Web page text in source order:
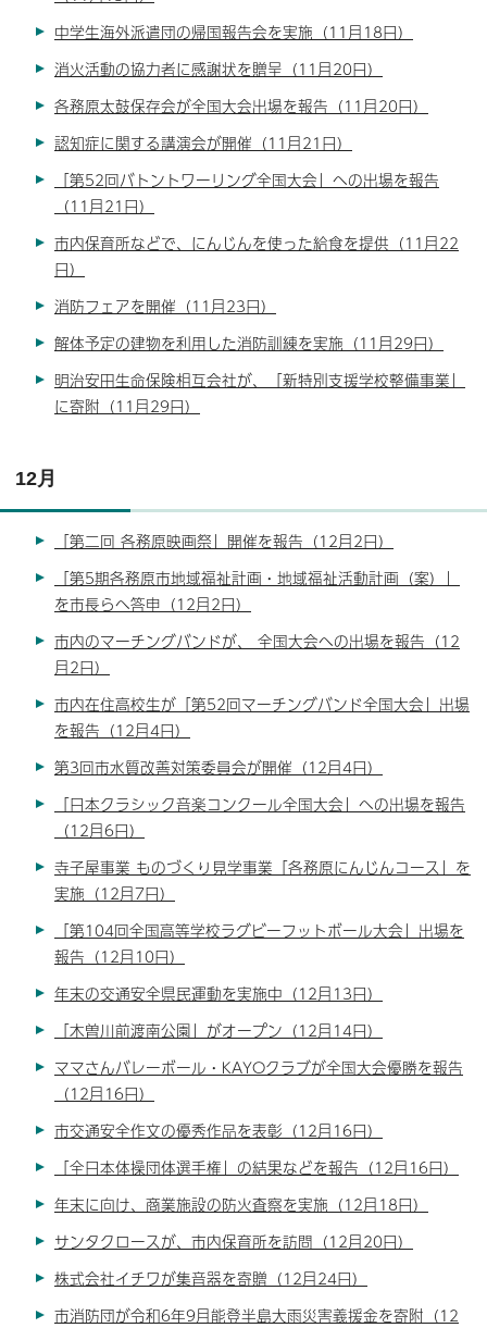
中学生海外派遣団の帰国報告会を実施（11月18日）
消火活動の協力者に感謝状を贈呈（11月20日）
各務原太鼓保存会が全国大会出場を報告（11月20日）
認知症に関する講演会が開催（11月21日）
「第52回バトントワーリング全国大会」への出場を報告
（11月21日）
市内保育所などで、にんじんを使った給食を提供（11月22
日）
消防フェアを開催（11月23日）
解体予定の建物を利用した消防訓練を実施（11月29日）
明治安田生命保険相互会社が、「新特別支援学校整備事業」
に寄附（11月29日）
12月
「第二回 各務原映画祭」開催を報告（12月2日）
「第5期各務原市地域福祉計画・地域福祉活動計画（案）」
を市長らへ答申（12月2日）
市内のマーチングバンドが、 全国大会への出場を報告（12
月2日）
市内在住高校生が「第52回マーチングバンド全国大会」出場
を報告（12月4日）
第3回市水質改善対策委員会が開催（12月4日）
「日本クラシック音楽コンクール全国大会」への出場を報告
（12月6日）
寺子屋事業 ものづくり見学事業「各務原にんじんコース」を
実施（12月7日）
「第104回全国高等学校ラグビーフットボール大会」出場を
報告（12月10日）
年末の交通安全県民運動を実施中（12月13日）
「木曽川前渡南公園」がオープン（12月14日）
ママさんバレーボール・KAYOクラブが全国大会優勝を報告
（12月16日）
市交通安全作文の優秀作品を表彰（12月16日）
「全日本体操団体選手権」の結果などを報告（12月16日）
年末に向け、商業施設の防火査察を実施（12月18日）
サンタクロースが、市内保育所を訪問（12月20日）
株式会社イチワが集音器を寄贈（12月24日）
市消防団が令和6年9月能登半島大雨災害義援金を寄附（12